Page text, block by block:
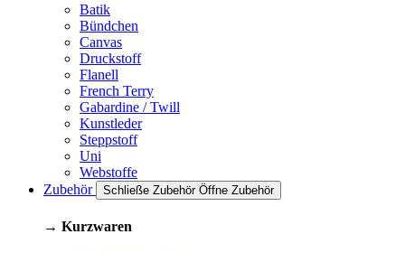
Batik
Bündchen
Canvas
Druckstoff
Flanell
French Terry
Gabardine / Twill
Kunstleder
Steppstoff
Uni
Webstoffe
Zubehör
Schließe Zubehör Öffne Zubehör
→ Kurzwaren